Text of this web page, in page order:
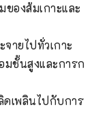
องส้มเกาะและ
ายไปทั่วเกาะ
มชั้นสูงและการก
ดเพลินไปกับการ